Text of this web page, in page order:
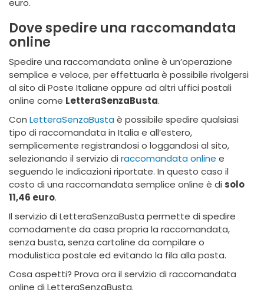
euro.
Dove spedire una raccomandata
online
Spedire una raccomandata online è un’operazione
semplice e veloce, per effettuarla è possibile rivolgersi
al sito di Poste Italiane oppure ad altri uffici postali
online come LetteraSenzaBusta.
Con LetteraSenzaBustaè possibile spedire qualsiasi
tipo di raccomandata in Italia e all’estero,
semplicemente registrandosi o loggandosi al sito,
selezionando il servizio di raccomandata online e
seguendo le indicazioni riportate. In questo caso il
costo di una raccomandata semplice online è di solo
11,46 euro.
Il servizio di LetteraSenzaBusta permette di spedire
comodamente da casa propria la raccomandata,
senza busta, senza cartoline da compilare o
modulistica postale ed evitando la fila alla posta.
Cosa aspetti? Prova ora il servizio di raccomandata
online di LetteraSenzaBusta.